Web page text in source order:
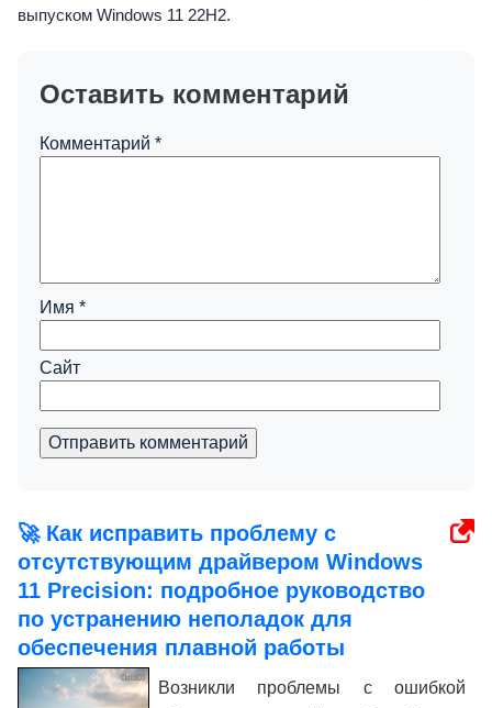
выпуском Windows 11 22H2.
Оставить комментарий
Комментарий *
Имя *
Сайт
Отправить комментарий
🚀 Как исправить проблему с
отсутствующим драйвером Windows
11 Precision: подробное руководство
по устранению неполадок для
обеспечения плавной работы
Возникли проблемы с ошибкой